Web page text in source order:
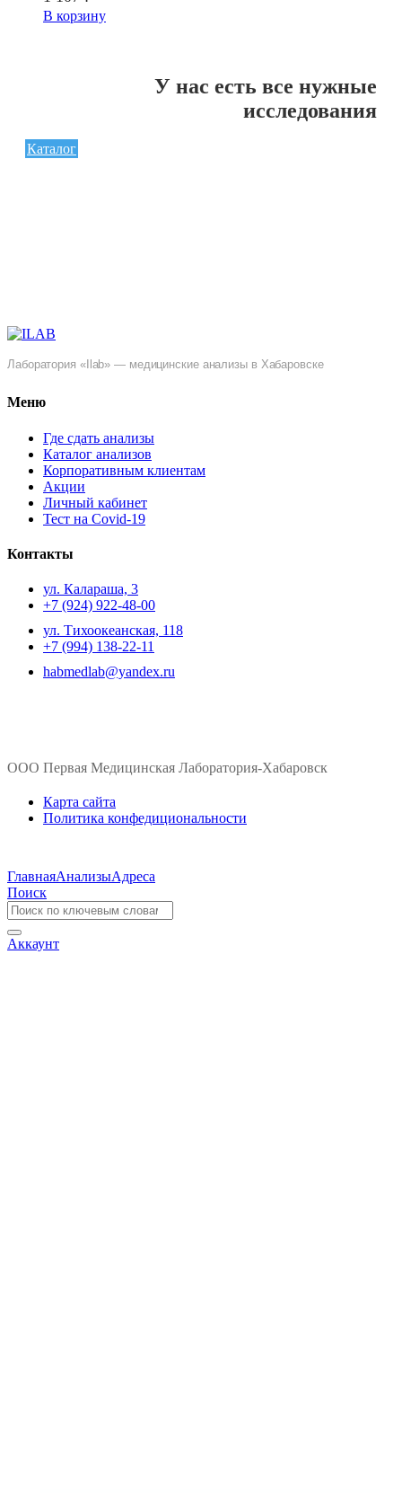
В корзину
У нас есть все нужные
исследования
Каталог
Лаборатория «Ilab» — медицинские анализы в Хабаровске
Меню
Где сдать анализы
Каталог анализов
Корпоративным клиентам
Акции
Личный кабинет
Тест на Covid-19
Контакты
ул. ​Калараша, 3
+7 (924) 922-48-00
ул. ​Тихоокеанская, 118
+7 (994) 138-22-11
habmedlab@yandex.ru
ООО Первая Медицинская Лаборатория-Хабаровск
Карта сайта
Политика конфедициональности
ГлавнаяАнализыАдреса
Поиск
Аккаунт